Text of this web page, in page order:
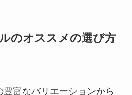
ラッツの売ってる場所はどこ？
のオススメの選び方
富なバリエーションから